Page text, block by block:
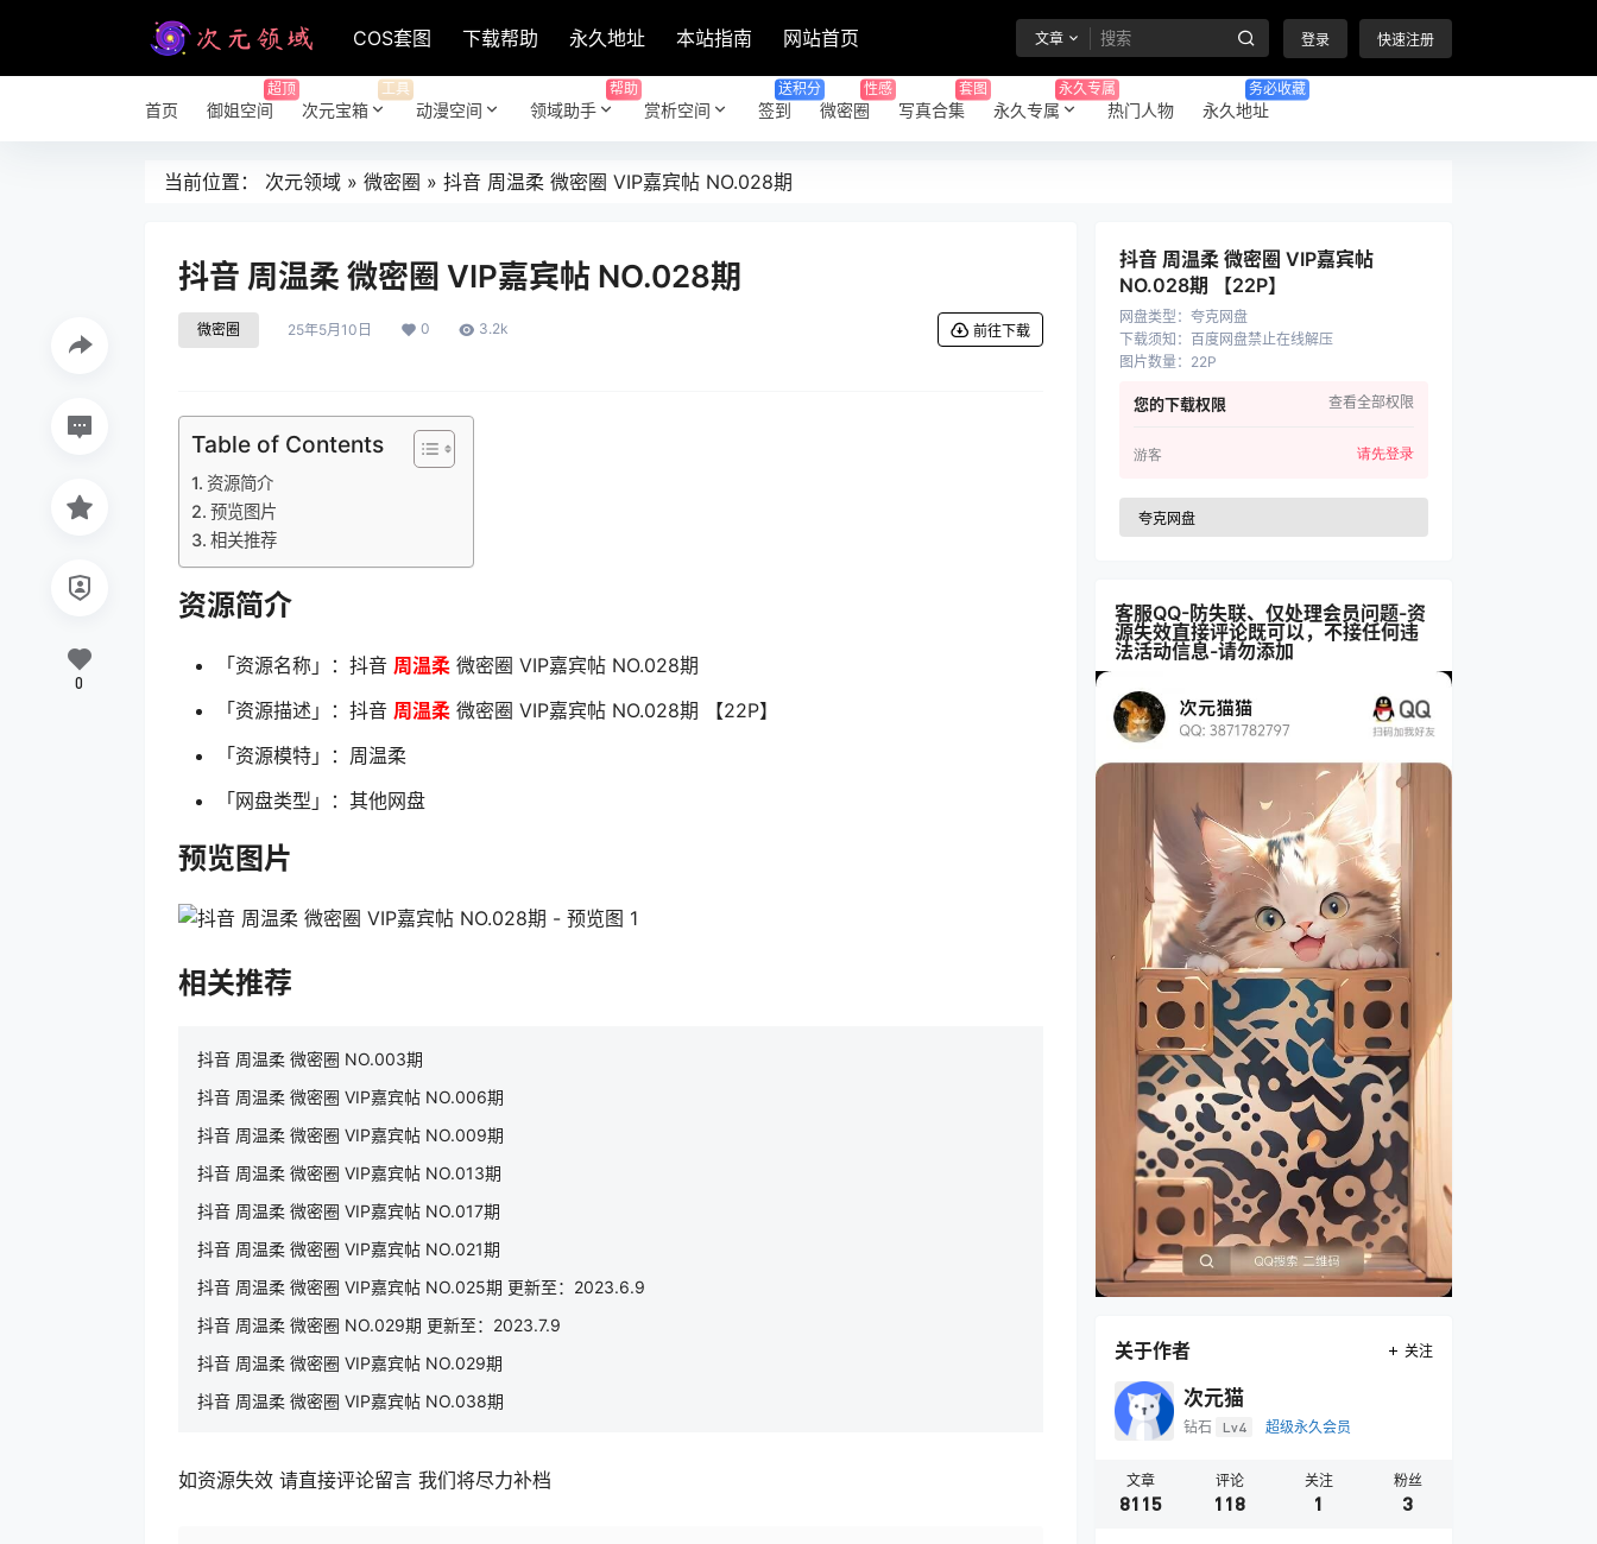
COS套图 下载帮助 永久地址 本站指南 网站首页 文章 登录 快速注册
首页 御姐空间
超顶
次元宝箱
工具
动漫空间 领域助手
帮助
赏析空间 签到
送积分
微密圈
性感
写真合集
套图
永久专属
永久专属
热门人物 永久地址
务必收藏
当前位置： 次元领域 » 微密圈 » 抖音 周温柔 微密圈 VIP嘉宾帖 NO.028期
抖音 周温柔 微密圈 VIP嘉宾帖 NO.028期
微密圈 25年5月10日 0 3.2k 前往下载
Table of Contents
资源简介
预览图片
相关推荐
资源简介
「资源名称」：抖音 周温柔 微密圈 VIP嘉宾帖 NO.028期
「资源描述」：抖音 周温柔 微密圈 VIP嘉宾帖 NO.028期 【22P】
「资源模特」：周温柔
「网盘类型」：其他网盘
预览图片
相关推荐
抖音 周温柔 微密圈 NO.003期
抖音 周温柔 微密圈 VIP嘉宾帖 NO.006期
抖音 周温柔 微密圈 VIP嘉宾帖 NO.009期
抖音 周温柔 微密圈 VIP嘉宾帖 NO.013期
抖音 周温柔 微密圈 VIP嘉宾帖 NO.017期
抖音 周温柔 微密圈 VIP嘉宾帖 NO.021期
抖音 周温柔 微密圈 VIP嘉宾帖 NO.025期 更新至：2023.6.9
抖音 周温柔 微密圈 NO.029期 更新至：2023.7.9
抖音 周温柔 微密圈 VIP嘉宾帖 NO.029期
抖音 周温柔 微密圈 VIP嘉宾帖 NO.038期
如资源失效 请直接评论留言 我们将尽力补档
0
抖音 周温柔 微密圈 VIP嘉宾帖
NO.028期 【22P】
网盘类型 ： 夸克网盘
下载须知 ： 百度网盘禁止在线解压
图片数量： 22P
您的下载权限 查看全部权限
游客 请先登录
夸克网盘
客服QQ-防失联、仅处理会员问题-资
源失效直接评论既可以，不接任何违
法活动信息-请勿添加
关于作者 关注
次元猫
钻石 Lv4 超级永久会员
文章
8115
评论
118
关注
1
粉丝
3